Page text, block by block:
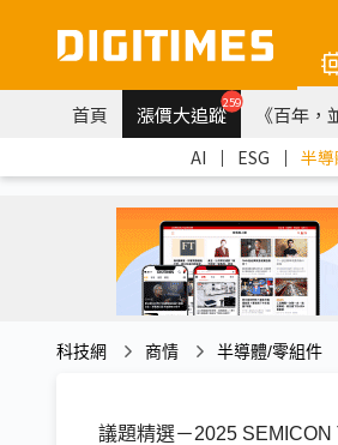
首頁 漲價大追蹤259 《百年
AI ｜ ESG ｜ 半
科技網 商情 半導體/零組件
議題精選－2025 SEMICON